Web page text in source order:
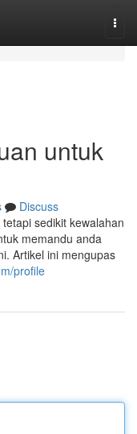
untuk
Discuss
sedikit kewalahan
memandu anda
Artikel ini mengupas
profile